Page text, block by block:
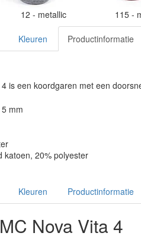
12 - metallic 115 -
Kleuren Productinformatie
is een koordgaren met een
mm
katoen, 20% polyester
Kleuren Productinformatie
Nova Vita 4